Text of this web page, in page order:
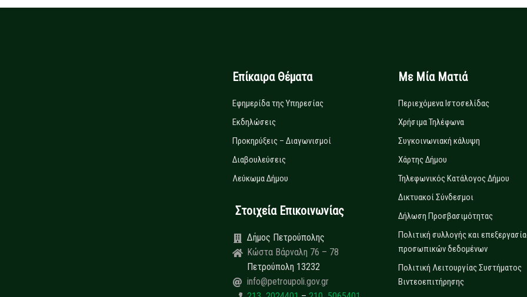
Επίκαιρα Θέματα
Εφημερίδα της Υπηρεσίας
Εκδηλώσεις
Προκηρύξεις – Διαγωνισμοί
Διαβουλεύσεις
Λεύκωμα Δήμου
Στοιχεία Επικοινωνίας
Δήμος Πετρούπολης
Κώστα Βάρναλη 76 – 78
Πετρούπολη 13232
info@petroupoli.gov.gr
Με Μία Ματιά
Περιεχόμενα Ιστοσελίδας
Χρήσιμα Τηλέφωνα
Συγκοινωνιακή κάλυψη
Χάρτης Δήμου
Τηλεφωνικός Κατάλογος Δήμου
Δικτυακοί Σύνδεσμοι
Δήλωση Προσβασιμότητας
Πολιτική συλλογής και
προσωπικών δεδομένων
Πολιτική Λειτουργίας Συστήματος
Βιντεοεπιτήρησης